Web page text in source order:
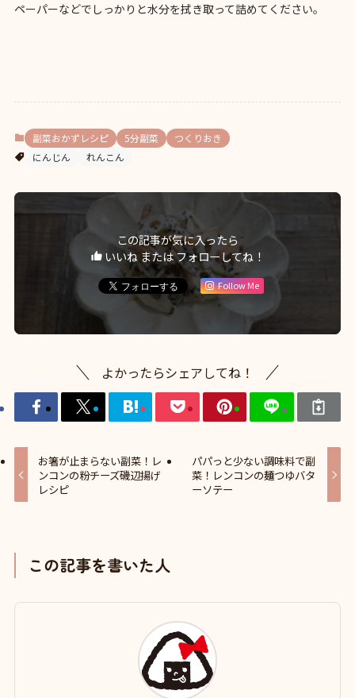
ペーパーなどでしっかりと水分を拭き取って詰めてください。
副菜おかずレシピ 5分副菜
つくりおき
にんじん
れんこん
この記事が気に入ったら
いいね または フォローしてね！
Follow Me
よかったらシェアしてね！
お箸が止まらない副菜！レ
ンコンの粉チーズ磯辺揚げ
レシピ
パパっと少ない調味料で副
菜！レンコンの麺つゆバタ
ーソテー
この記事を書いた人